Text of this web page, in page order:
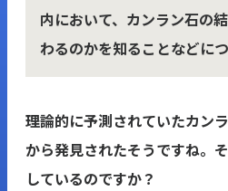
内において、カンラン石の
わるのかを知ることなどにつ
――理論的に予測されていたカ
から発見されたそうですね。
しているのですか？